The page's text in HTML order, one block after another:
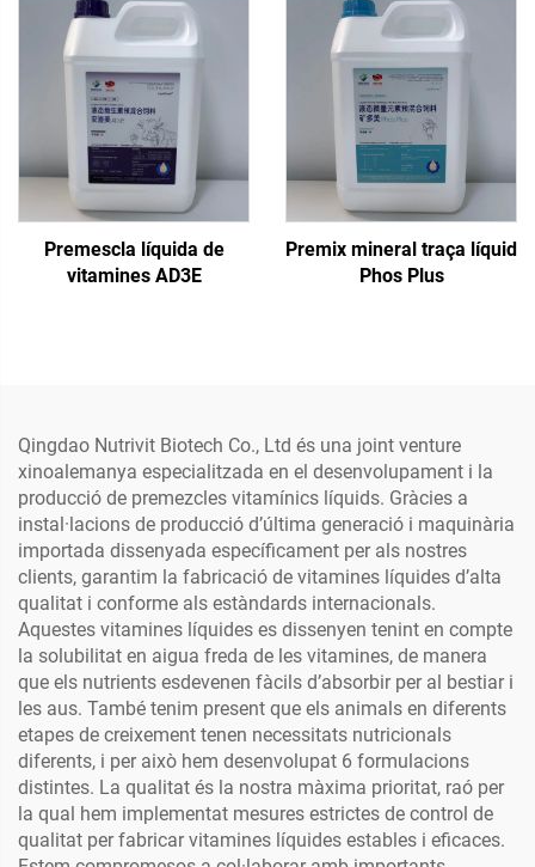
Premescla líquida de
vitamines AD3E
Premix mineral traça líquid
Phos Plus
Qingdao Nutrivit Biotech Co., Ltd és una joint venture
xinoalemanya especialitzada en el desenvolupament i la
producció de premezcles vitamínics líquids. Gràcies a
instal·lacions de producció d’última generació i maquinària
importada dissenyada específicament per als nostres
clients, garantim la fabricació de vitamines líquides d’alta
qualitat i conforme als estàndards internacionals.
Aquestes vitamines líquides es dissenyen tenint en compte
la solubilitat en aigua freda de les vitamines, de manera
que els nutrients esdevenen fàcils d’absorbir per al bestiar i
les aus. També tenim present que els animals en diferents
etapes de creixement tenen necessitats nutricionals
diferents, i per això hem desenvolupat 6 formulacions
distintes. La qualitat és la nostra màxima prioritat, raó per
la qual hem implementat mesures estrictes de control de
qualitat per fabricar vitamines líquides estables i eficaces.